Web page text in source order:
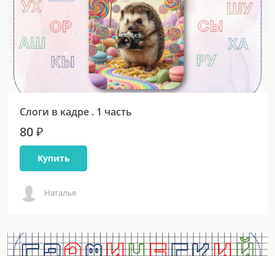
Слоги в кадре . 1 часть
80 ₽
Купить
Наталья